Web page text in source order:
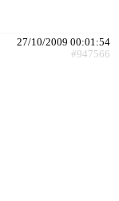
27/10/2009 00:01:54
#947566